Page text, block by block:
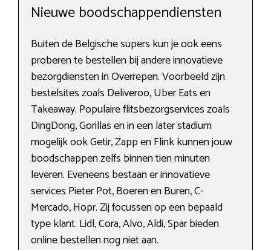
Nieuwe boodschappendiensten
Buiten de Belgische supers kun je ook eens
proberen te bestellen bij andere innovatieve
bezorgdiensten in Overrepen. Voorbeeld zijn
bestelsites zoals Deliveroo, Uber Eats en
Takeaway. Populaire flitsbezorgservices zoals
DingDong, Gorillas en in een later stadium
mogelijk ook Getir, Zapp en Flink kunnen jouw
boodschappen zelfs binnen tien minuten
leveren. Eveneens bestaan er innovatieve
services Pieter Pot, Boeren en Buren, C-
Mercado, Hopr. Zij focussen op een bepaald
type klant. Lidl, Cora, Alvo, Aldi, Spar bieden
online bestellen nog niet aan.